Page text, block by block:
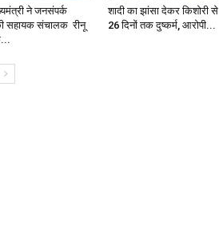
ने जनसंपर्क
सहायक संचालक रीनू
शादी का झांसा देकर किशोरी से
26 दिनों तक दुष्कर्म, आरोपी...